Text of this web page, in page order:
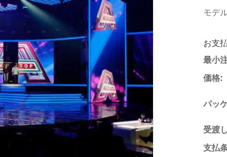
モデ
お支
最小
価格:
パッ
受渡
支払